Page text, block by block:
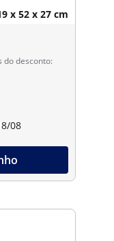
x 52 x 27 cm
do desconto:
08